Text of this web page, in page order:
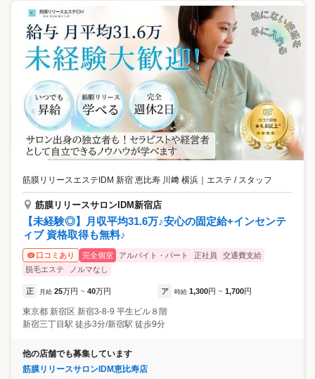
筋膜リリースエステIDM 新宿 恵比寿 川﨑 横浜 エステ / スタッフ
筋膜リリースサロンIDM新宿店
【未経験◎】月収平均31.6万♪安心の固定給+インセンテ
ィブ 資格取得も無料♪
口コミあり 完全個室 アルバイト・パート 正社員
交通費支給
脱毛エステ
ノルマなし
正 月給 25万円 ~ 40万円 ア 時給 1,300円 ~ 1,700円
東京都 新宿区 新宿3-8-9 平生ビル８階
新宿三丁目駅 徒歩3分/新宿駅 徒歩9分
他の店舗でも募集しています
筋膜リリースサロンIDM恵比寿店